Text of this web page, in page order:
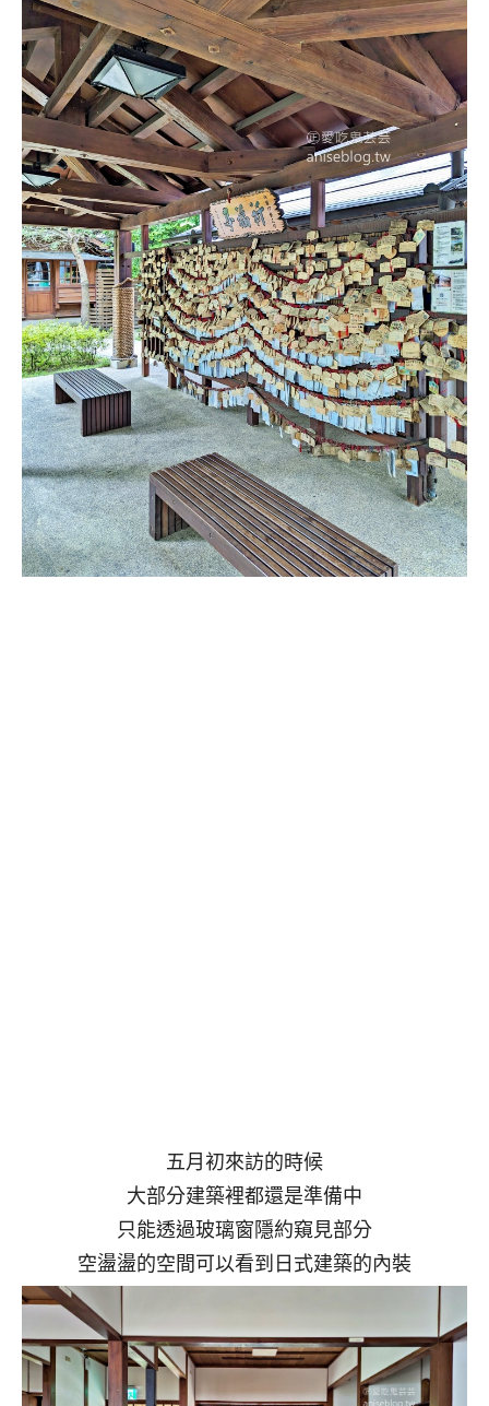
五月初來訪的時候
大部分建築裡都還是準備中
只能透過玻璃窗隱約窺見部分
空盪盪的空間可以看到日式建築的內裝